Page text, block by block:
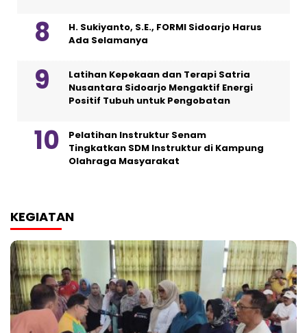
H. Sukiyanto, S.E., FORMI Sidoarjo Harus
Ada Selamanya
Latihan Kepekaan dan Terapi Satria
Nusantara Sidoarjo Mengaktif Energi
Positif Tubuh untuk Pengobatan
Pelatihan Instruktur Senam
Tingkatkan SDM Instruktur di Kampung
Olahraga Masyarakat
KEGIATAN